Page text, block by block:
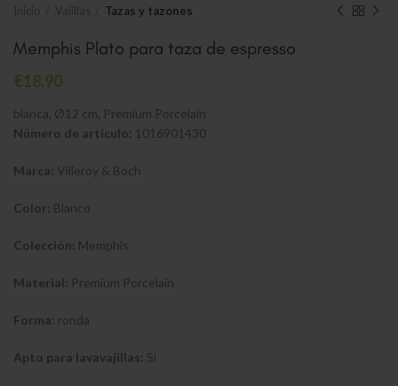
Tazas y tazones
Memphis Plato para taza de espresso
€18,90
blanca, Ø12 cm, Premium Porcelain
Número de artículo: 1016901430
Marca: Villeroy & Boch
Color: Blanco
Colección: Memphis
Material: Premium Porcelain
Forma: ronda
Apto para lavavajillas: Sí